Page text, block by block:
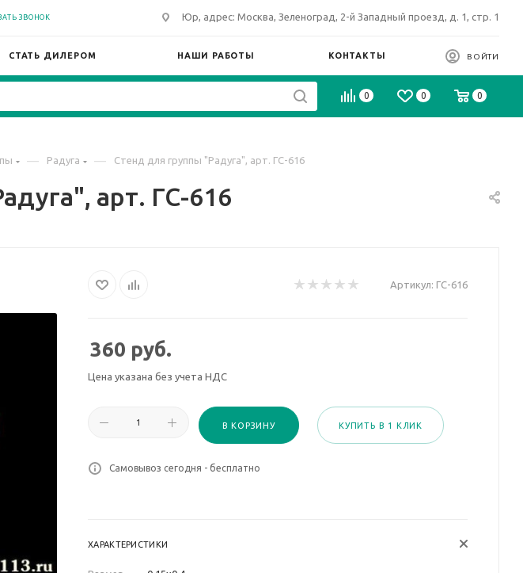
ЗВОНОК Юр, адрес: Москва, Зеленоград, 2-й Западный проезд, д. 1, стр. 1
СТАТЬ ДИЛЕРОМ НАШИ РАБОТЫ КОНТАКТЫ ВОЙТИ
0 0 0
— Радуга — Стенд для группы "Радуга", арт. ГС-616
арт. ГС-616
Артикул: ГС-616
360 руб.
Цена указана без учета НДС
В КОРЗИНУ КУПИТЬ В 1 КЛИК
Самовывоз сегодня - бесплатно
ХАРАКТЕРИСТИКИ